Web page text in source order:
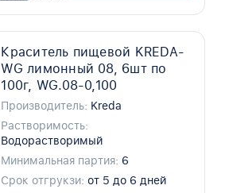
Краситель пищевой KREDA-
WG лимонный 08, 6шт по
100г, WG.08-0,100
Производитель: Kreda
Растворимость:
Водорастворимый
Минимальная партия: 6
Срок отгрукзи: от 5 до 6 дней